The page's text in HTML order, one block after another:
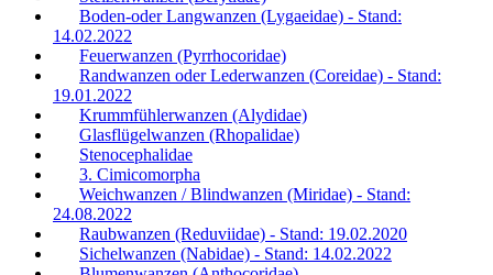
Boden-oder Langwanzen (Lygaeidae) - Stand:
14.02.2022
Feuerwanzen (Pyrrhocoridae)
Randwanzen oder Lederwanzen (Coreidae) - Stand:
19.01.2022
Krummfühlerwanzen (Alydidae)
Glasflügelwanzen (Rhopalidae)
Stenocephalidae
3. Cimicomorpha
Weichwanzen / Blindwanzen (Miridae) - Stand:
24.08.2022
Raubwanzen (Reduviidae) - Stand: 19.02.2020
Sichelwanzen (Nabidae) - Stand: 14.02.2022